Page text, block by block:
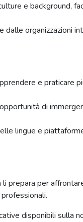
e background,
organizzazioni
e praticare
di
lingue e
li prepara per
disponibili sulla